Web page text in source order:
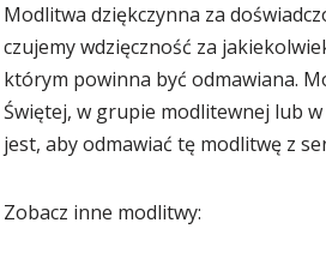
Modlitwa dziękczynna za
czujemy wdzięczność za
którym powinna być odmawiana.
Świętej, w grupie modlitewnej lub
jest, aby odmawiać tę modlitwę z
Zobacz inne modlitwy: